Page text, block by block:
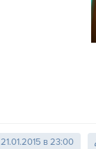
21.01.2015 в 23:00